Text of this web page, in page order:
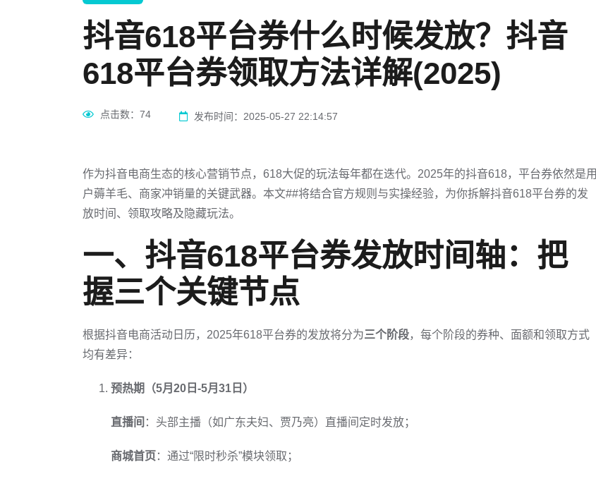
抖音618平台券什么时候发放？抖音
618平台券领取方法详解(2025)
点击数： 74 发布时间：2025-05-27 22:14:57
作为抖音电商生态的核心营销节点，618大促的玩法每年都在迭代。2025年的抖音618，平台券依然是用
户薅羊毛、商家冲销量的关键武器。本文##将结合官方规则与实操经验，为你拆解抖音618平台券的发
放时间、领取攻略及隐藏玩法。
一、抖音618平台券发放时间轴：把
握三个关键节点
根据抖音电商活动日历，2025年618平台券的发放将分为三个阶段，每个阶段的券种、面额和领取方式
均有差异：
预热期（5月20日-5月31日）
直播间 ：头部主播（如广东夫妇、贾乃亮）直播间定时发放；
商城首页 ：通过“限时秒杀”模块领取；